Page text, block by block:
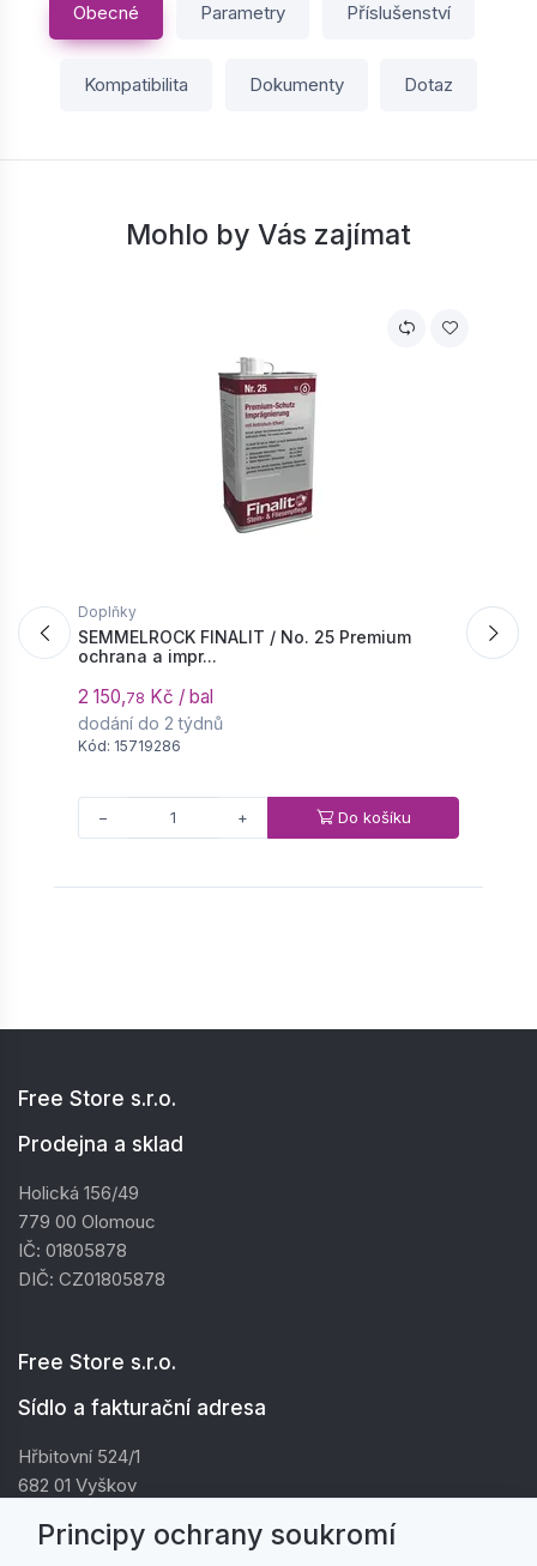
Obecné Parametry Příslušenství
Kompatibilita Dokumenty Dotaz
Mohlo by Vás zajímat
Doplňky
SEMMELROCK FINALIT / No. 25 Premium
ochrana a impr...
2 150,78 Kč / bal
dodání do 2 týdnů
Kód: 15719286
− + Do košíku
Free Store s.r.o.
Prodejna a sklad
Holická 156/49
779 00 Olomouc
IČ: 01805878
DIČ: CZ01805878
Free Store s.r.o.
Sídlo a fakturační adresa
Hřbitovní 524/1
682 01 Vyškov
DIČ: CZ01805878
Principy ochrany soukromí